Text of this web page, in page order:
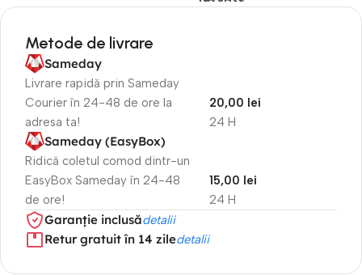
Metode de livrare
Sameday
Livrare rapidă prin Sameday
Courier în 24-48 de ore la
adresa ta!
24 H
20,00 lei
Sameday (EasyBox)
Ridică coletul comod dintr-un
EasyBox Sameday în 24-48
de ore!
24 H
15,00 lei
Garanție inclusădetalii
Retur gratuit în 14 ziledetalii